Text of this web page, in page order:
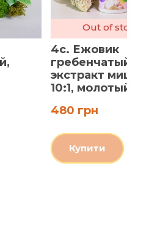
Out of stock
4c. Ежовик
гребенчатый,
экстракт мицелия
10:1, молотый
480 грн
Купити